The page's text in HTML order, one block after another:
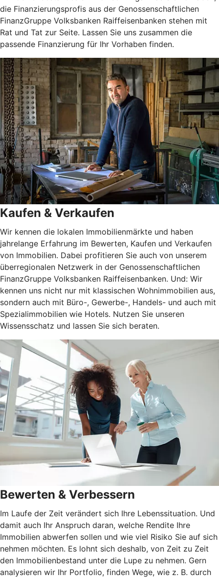
die Finanzierungsprofis aus der Genossenschaftlichen
FinanzGruppe Volksbanken Raiffeisenbanken stehen mit
Rat und Tat zur Seite. Lassen Sie uns zusammen die
passende Finanzierung für Ihr Vorhaben finden.
Kaufen & Verkaufen
Wir kennen die lokalen Immobilienmärkte und haben
jahrelange Erfahrung im Bewerten, Kaufen und Verkaufen
von Immobilien. Dabei profitieren Sie auch von unserem
überregionalen Netzwerk in der Genossenschaftlichen
FinanzGruppe Volksbanken Raiffeisenbanken. Und: Wir
kennen uns nicht nur mit klassischen Wohnimmobilien aus,
sondern auch mit Büro-, Gewerbe-, Handels- und auch mit
Spezialimmobilien wie Hotels. Nutzen Sie unseren
Wissensschatz und lassen Sie sich beraten.
Bewerten & Verbessern
Im Laufe der Zeit verändert sich Ihre Lebenssituation. Und
damit auch Ihr Anspruch daran, welche Rendite Ihre
Immobilien abwerfen sollen und wie viel Risiko Sie auf sich
nehmen möchten. Es lohnt sich deshalb, von Zeit zu Zeit
den Immobilienbestand unter die Lupe zu nehmen. Gern
analysieren wir Ihr Portfolio, finden Wege, wie z. B. durch